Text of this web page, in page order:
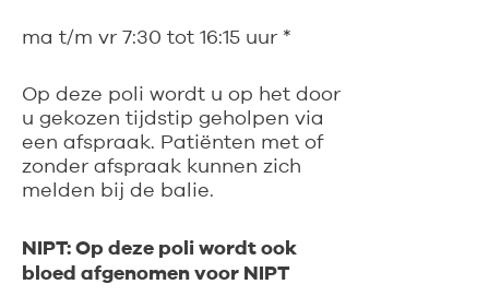
ma t/m vr 7:30 tot 16:15 uur *
Op deze poli wordt u op het door
u gekozen tijdstip geholpen via
een afspraak. Patiënten met of
zonder afspraak kunnen zich
melden bij de balie.
NIPT: Op deze poli wordt ook
bloed afgenomen voor NIPT